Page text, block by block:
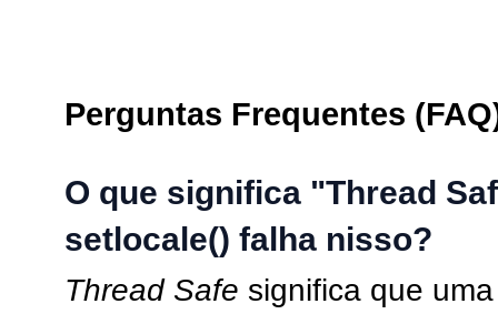
Perguntas Frequentes
O que significa "Thread
setlocale() falha nisso?
Thread Safe significa que